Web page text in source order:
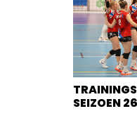
SEIZOEN